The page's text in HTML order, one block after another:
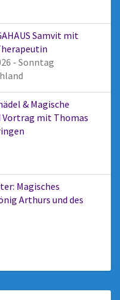
Samvit mit
- Sonntag
& Magische
Vortrag mit Thomas
Magisches
Arthurs und des